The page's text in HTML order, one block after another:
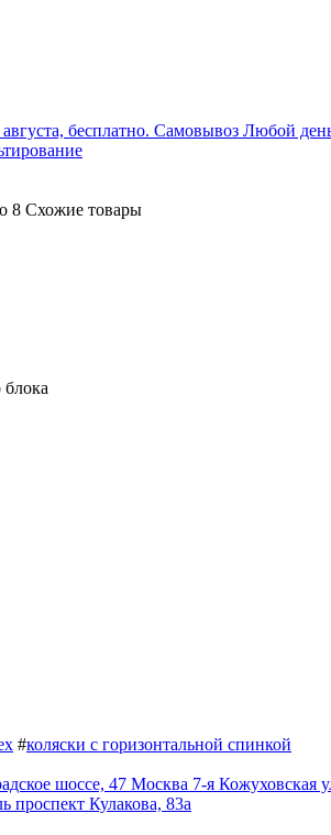
бесплатно. Самовывоз Любой
8 Схожие товары
#коляски с горизонтальной спинкой
шоссе, 47 Москва 7-я Кожуховская
проспект Кулакова, 83а